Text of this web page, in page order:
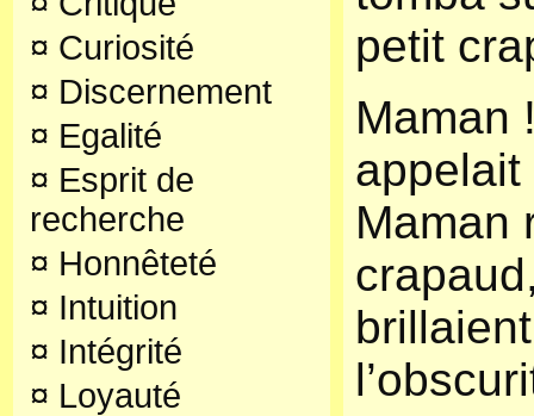
¤ Curiosité
¤ Discernement
¤ Egalité
¤ Esprit de
recherche
¤ Honnêteté
¤ Intuition
¤ Intégrité
¤ Loyauté
petit
Maman
Maman